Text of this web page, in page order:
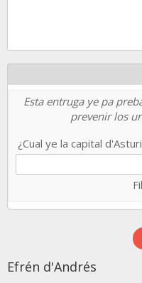
Esta entruga ye pa
prevenir los
¿Cual ye la capital
Efrén d'Andrés